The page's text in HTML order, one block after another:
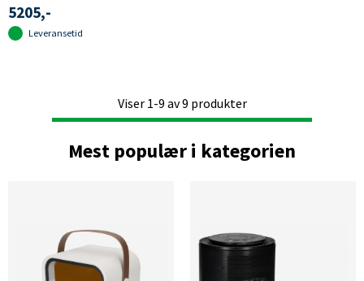
5205,-
Leveransetid
Viser 1-9 av9 produkter
Mest populær i kategorien